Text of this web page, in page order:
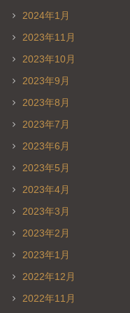
2024年1月
2023年11月
2023年10月
2023年9月
2023年8月
2023年7月
2023年6月
2023年5月
2023年4月
2023年3月
2023年2月
2023年1月
2022年12月
2022年11月